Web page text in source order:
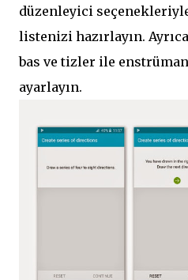
düzenleyici
listenizi hazırlayın.
bas ve tizler ile
ayarlayın.